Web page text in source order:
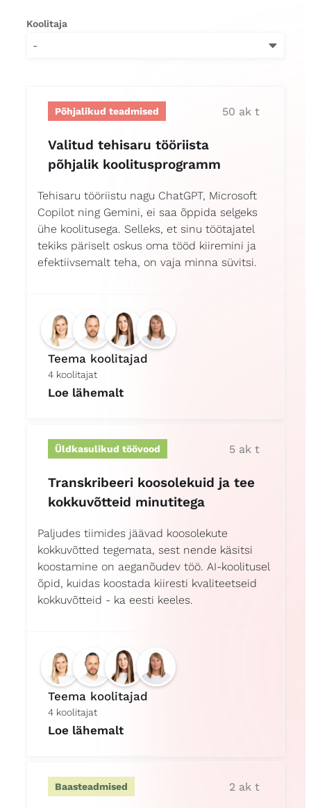
Koolitaja
-
Põhjalikud teadmised 50 ak t
Valitud tehisaru tööriista
põhjalik koolitusprogramm
Tehisaru tööriistu nagu ChatGPT, Microsoft
Copilot ning Gemini, ei saa õppida selgeks
ühe koolitusega. Selleks, et sinu töötajatel
tekiks päriselt oskus oma tööd kiiremini ja
efektiivsemalt teha, on vaja minna süvitsi.
Teema koolitajad
4 koolitajat
Loe lähemalt
Üldkasulikud töövood 5 ak t
Transkribeeri koosolekuid ja tee
kokkuvõtteid minutitega
Paljudes tiimides jäävad koosolekute
kokkuvõtted tegemata, sest nende käsitsi
koostamine on aeganõudev töö. AI-koolitusel
õpid, kuidas koostada kiiresti kvaliteetseid
kokkuvõtteid - ka eesti keeles.
Teema koolitajad
4 koolitajat
Loe lähemalt
Baasteadmised 2 ak t